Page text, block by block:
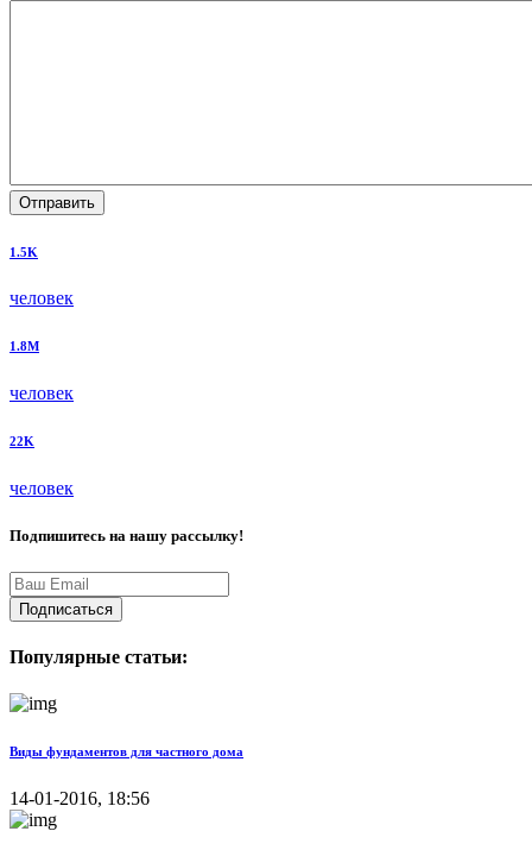
Отправить
1.5K
человек
1.8M
человек
22K
человек
Подпишитесь на нашу рассылку!
Подписаться
Популярные статьи:
Виды фундаментов для частного дома
14-01-2016, 18:56